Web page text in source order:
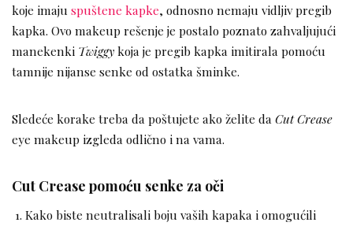
koje imaju spuštene kapke, odnosno nemaju vidljiv pregib
kapka. Ovo makeup rešenje je postalo poznato zahvaljujući
manekenki Twiggykoja je pregib kapka imitirala pomoću
tamnije nijanse senke od ostatka šminke.
Sledeće korake treba da poštujete ako želite da Cut Crease
eye makeup izgleda odlično i na vama.
Cut Crease pomoću senke za oči
Kako biste neutralisali boju vaših kapaka i omogućili